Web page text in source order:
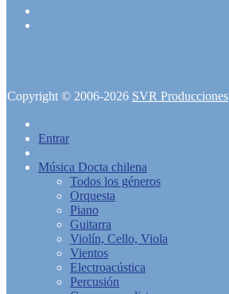
Copyright © 2006-2026 SVR Producciones
Entrar
Música Docta chilena
Todos los géneros
Orquesta
Piano
Guitarra
Violín, Cello, Viola
Vientos
Electroacústica
Percusión